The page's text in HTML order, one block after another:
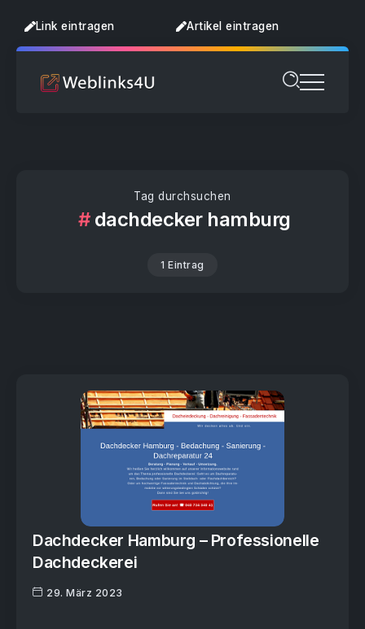
Link eintragen Artikel eintragen
Tag durchsuchen
dachdecker hamburg
1 Eintrag
Dachdecker Hamburg – Professionelle
Dachdeckerei
29. März 2023